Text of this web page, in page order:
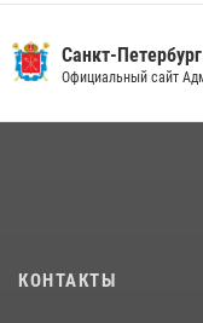
В Красногвардейском
угрожавшего мужчине
на III Международном
Санкт-Петербург
Официальный сайт
КОНТАКТЫ